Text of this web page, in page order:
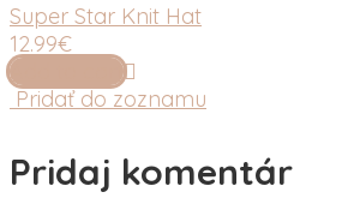
Super Star Knit Hat
12.99€
Add to cart
Pridať do zoznamu
Pridaj komentár